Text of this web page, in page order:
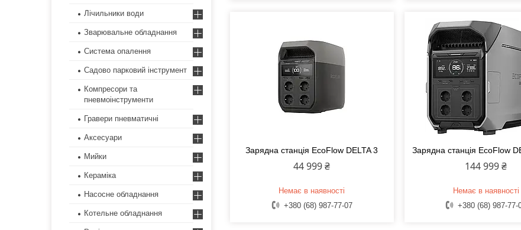
Зарядна станція EcoFlow DELTA 3
44 999 ₴
Немає в наявності
+380 (68) 987-77-07
Зарядна станція EcoFlow
144 999 ₴
Немає в наявності
+380 (68) 987-77-
Лічильники води
Зварювальне обладнання
Система опалення
Садово парковий інструмент
Компресори та
пневмоінструменти
Гравери пневматичні
Аксесуари
Мийки
Кераміка
Насосне обладнання
Котельне обладнання